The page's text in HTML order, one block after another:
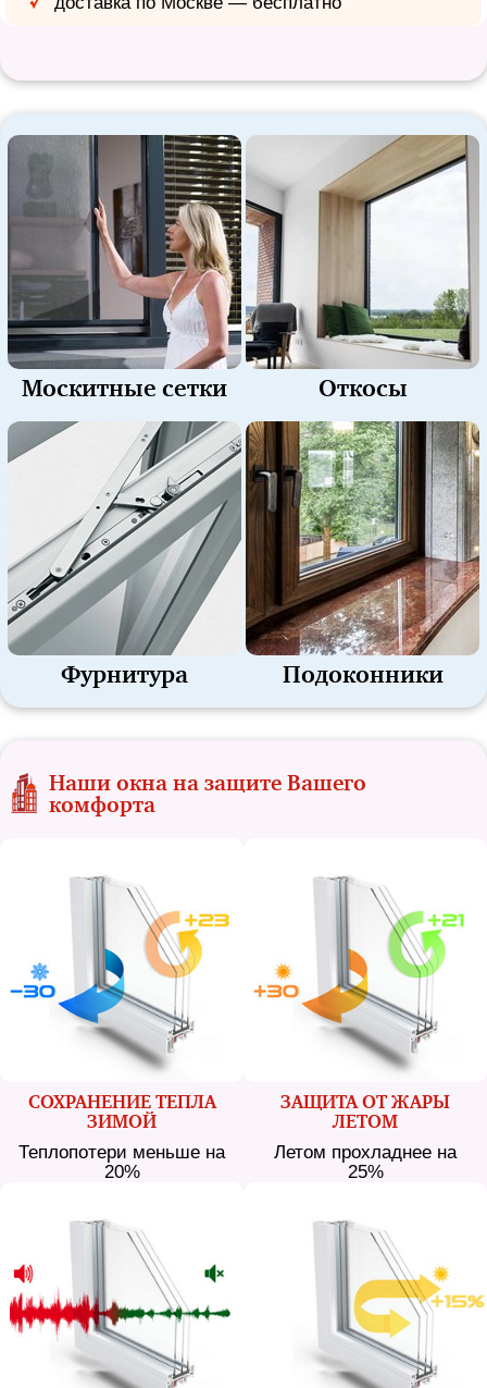
Москитные сетки Откосы
Фурнитура Подоконники
Наши окна на защите Вашего
комфорта
СОХРАНЕНИЕ ТЕПЛА
ЗИМОЙ
Теплопотери меньше на
20%
ЗАЩИТА ОТ ЖАРЫ
ЛЕТОМ
Летом прохладнее на
25%